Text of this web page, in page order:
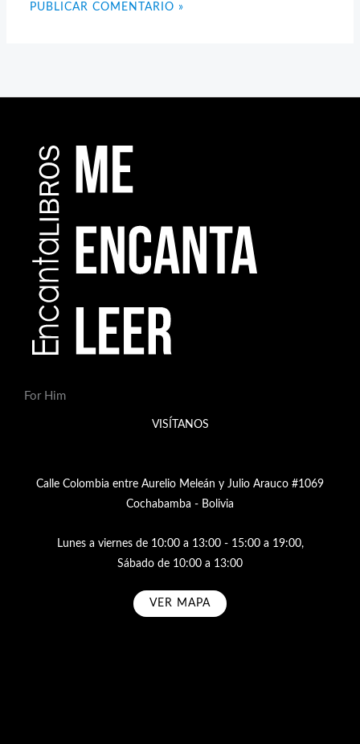
For Him
VISÍTANOS
Calle Colombia entre Aurelio Meleán y Julio Arauco #1069
Cochabamba - Bolivia
Lunes a viernes de 10:00 a 13:00 - 15:00 a 19:00,
Sábado de 10:00 a 13:00
VER MAPA